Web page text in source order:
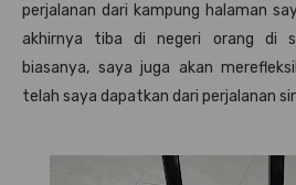
perjalanan dari kampung halaman
akhirnya tiba di negeri orang di
biasanya, saya juga akan
telah saya dapatkan dari perjalanan